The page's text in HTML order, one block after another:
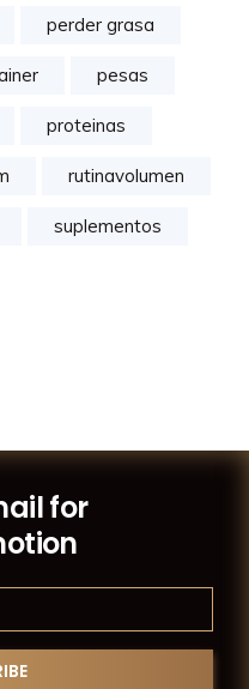
perder grasa
pesas
proteinas
rutinavolumen
suplementos
for